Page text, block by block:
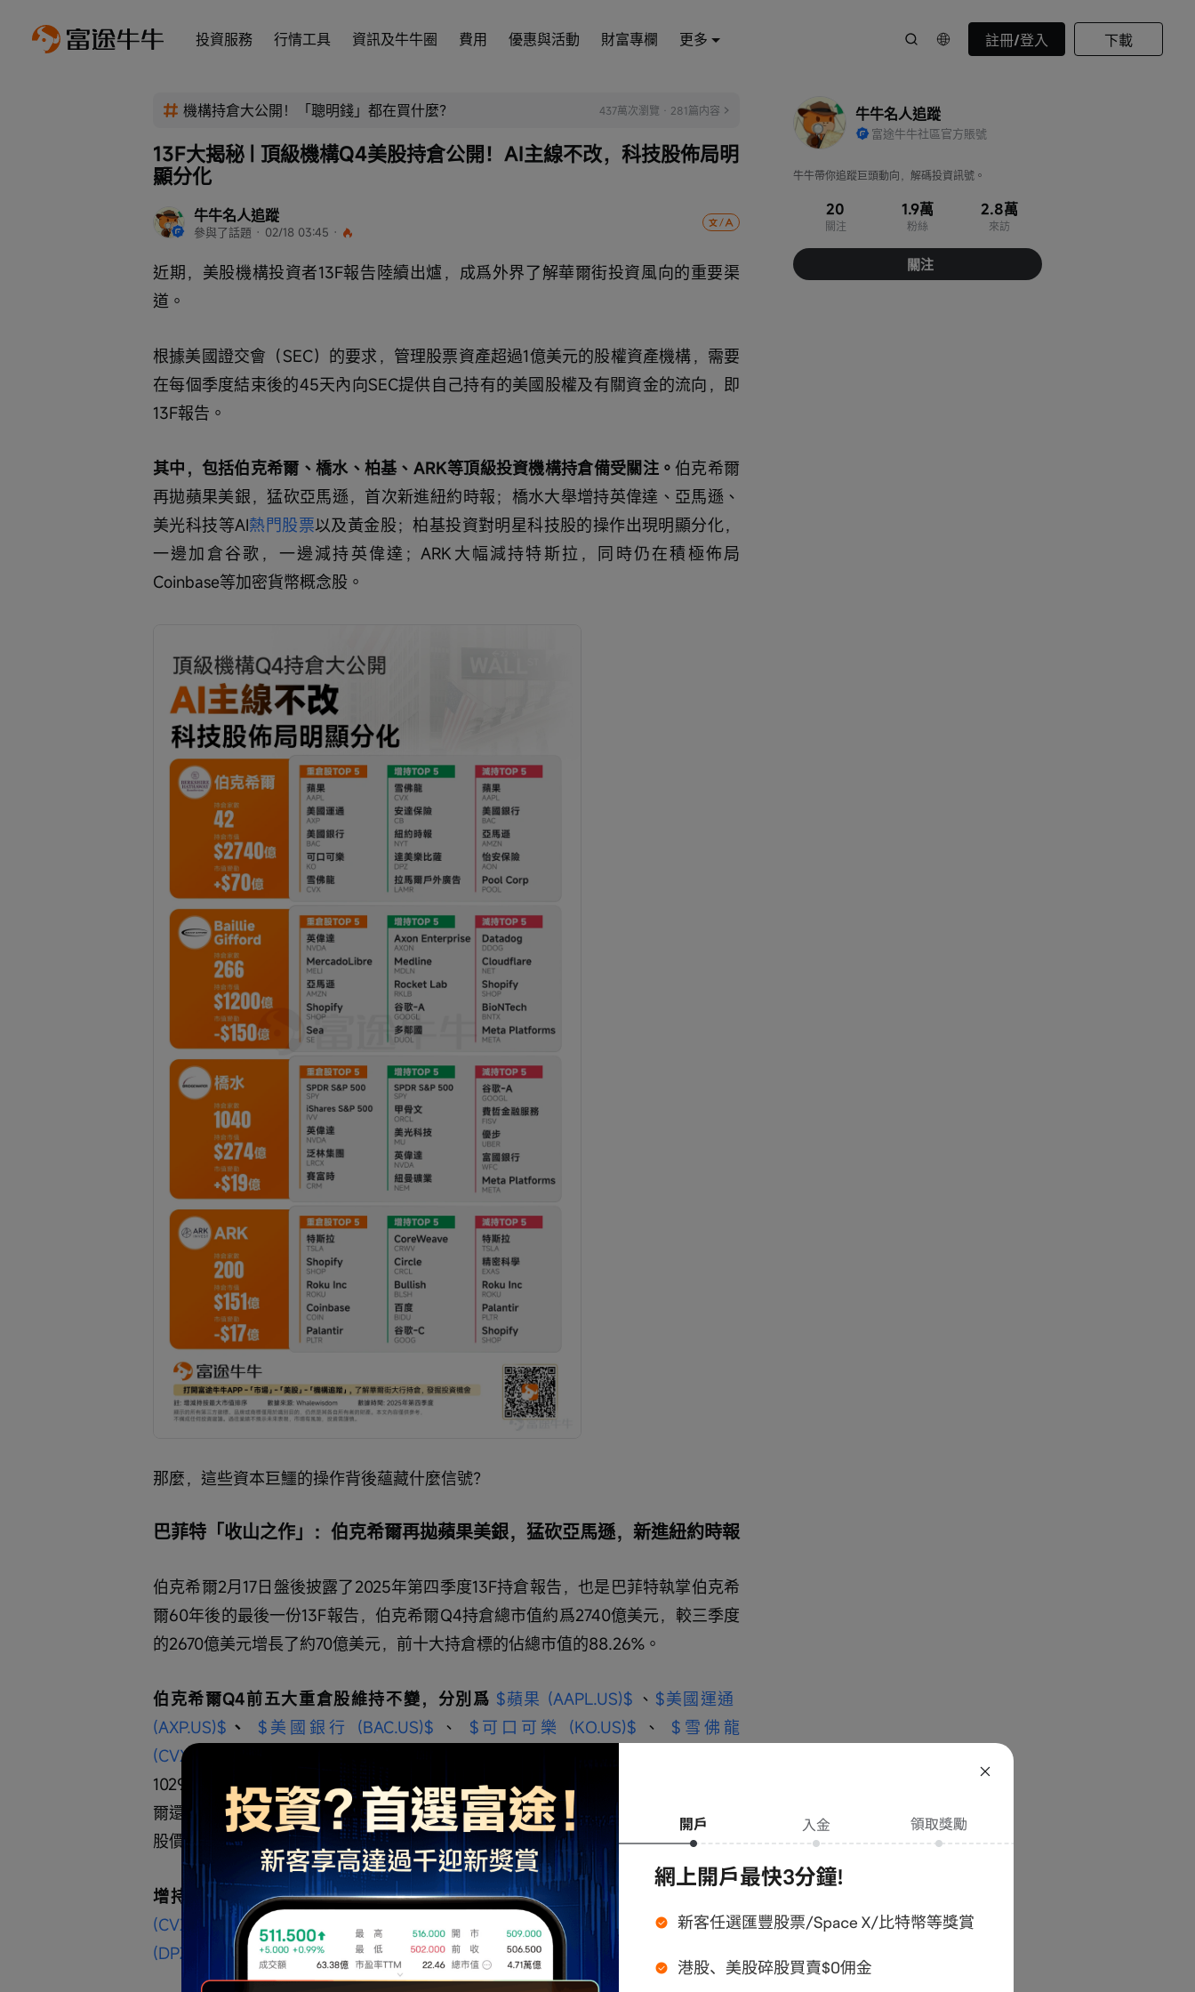
投資服務 行情工具 資訊及牛牛圈 費用 優惠與活動 財富專欄 更多 註冊/登入 下載
機構持倉大公開！「聰明錢」都在買什麼？ 437萬次瀏覽 · 281篇内容
牛牛名人追蹤
參與了話題 · 02/18 03:45 ·
13F大揭秘 | 頂級機構Q4美股持倉公開！AI主線不改，科技股佈局明
顯分化
近期，美股機構投資者13F報告陸續出爐，成爲外界了解華爾街投資風向的重要渠
道。
根據美國證交會（SEC）的要求，管理股票資產超過1億美元的股權資產機構，需要
在每個季度結束後的45天內向SEC提供自己持有的美國股權及有關資金的流向，即
13F報告。
其中，包括伯克希爾、橋水、柏基、ARK等頂級投資機構持倉備受關注。 伯克希爾
再拋蘋果美銀，猛砍亞馬遜，首次新進紐約時報；橋水大舉增持英偉達、亞馬遜、
美光科技等AI熱門股票以及黃金股；柏基投資對明星科技股的操作出現明顯分化，
一邊加倉谷歌，一邊減持英偉達；ARK大幅減持特斯拉，同時仍在積極佈局
Coinbase等加密貨幣概念股。
那麼，這些資本巨鱷的操作背後蘊藏什麼信號？
巴菲特「收山之作」：伯克希爾再拋蘋果美銀，猛砍亞馬遜，新進紐約時報
伯克希爾2月17日盤後披露了2025年第四季度13F持倉報告，也是巴菲特執掌伯克希
爾60年後的最後一份13F報告，伯克希爾Q4持倉總市值約爲2740億美元，較三季度
的2670億美元增長了約70億美元，前十大持倉標的佔總市值的88.26%。
伯克希爾Q4前五大重倉股維持不變，分別爲 $蘋果 (AAPL.US)$ 、 $美國運通
(AXP.US)$ 、 $美國銀行 (BAC.US)$ 、 $可口可樂 (KO.US)$ 、 $雪佛龍
(CVX.US)$
1029萬股，這也是伯克希爾連續第三個季度減持蘋果，但仍是其最大持倉。伯克希
爾還首次開倉約506萬股傳統媒體
$紐約時報 (NYT.US)$ 的股份。盤後，紐約時報
股價一度漲超10%。
增持方面，以持倉市值變動看，伯克希爾Q4前五大加倉個股分別爲
(CVX.US)$
、 $安達保險 (CB.US)$ $紐約時報 (NYT.US)$ 、
$達美樂比薩
(DPZ.US)$
、 $拉馬爾戶外廣告 (LAMR.US)$ 。
牛牛名人追蹤
富途牛牛社區官方賬號
牛牛帶你追蹤巨頭動向，解碼投資訊號。
20
關注
1.9萬
粉絲
2.8萬
來訪
關注